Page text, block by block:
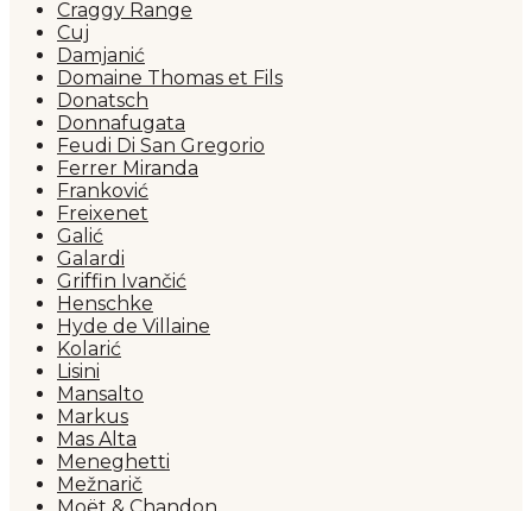
Craggy Range
Cuj
Damjanić
Domaine Thomas et Fils
Donatsch
Donnafugata
Feudi Di San Gregorio
Ferrer Miranda
Franković
Freixenet
Galić
Galardi
Griffin Ivančić
Henschke
Hyde de Villaine
Kolarić
Lisini
Mansalto
Markus
Mas Alta
Meneghetti
Mežnarič